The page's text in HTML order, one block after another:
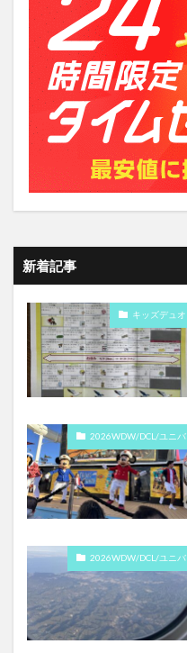
新着記事
キッズデュオ
2026WDW/DCL/ユニバ
2026WDW/DCL/ユニバ